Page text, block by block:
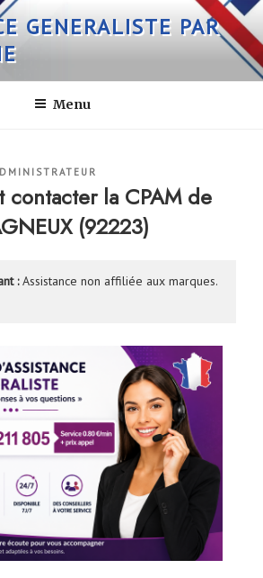
GENERALISTE PAR
Menu
contacter la CPAM de
(92223)
:Assistance non affiliée aux marques.